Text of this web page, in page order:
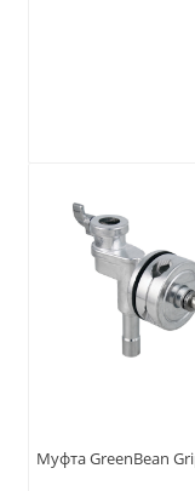
Муфта GreenBean